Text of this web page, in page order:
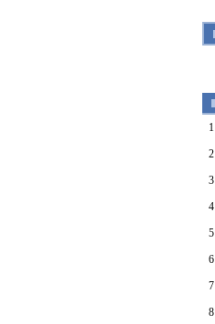
1
2
3
4
5
6
7
8